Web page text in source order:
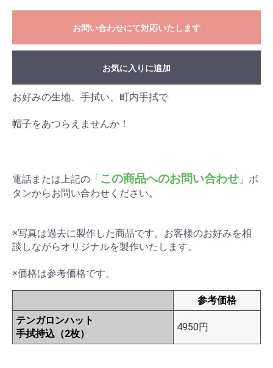
お問い合わせにて対応いたします
お気に入りに追加
お好みの生地、手拭い、町内手拭で
帽子をあつらえませんか！
電話または上記の「この商品へのお問い合わせ 」ボ
タンからお問い合わせください。
※写真は過去に製作した商品です。お客様のお好みを相
談しながらオリジナルを製作いたします。
※価格は参考価格です。
参考価格
テンガロンハット
手拭持込（2枚）
4950円